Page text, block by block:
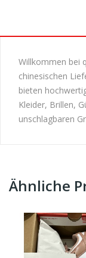
Willkommen bei
chinesischen
bieten
Kleider, Brillen,
unschlagbaren
Ähnliche